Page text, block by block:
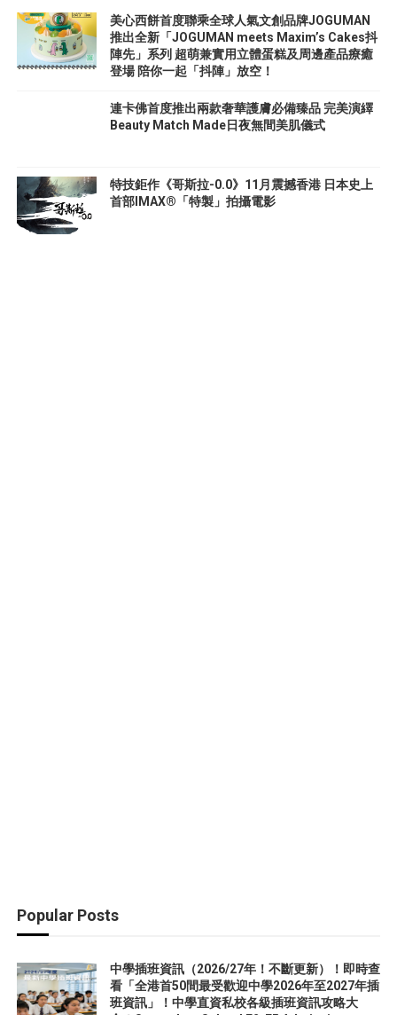
美心西餅首度聯乘全球人氣文創品牌JOGUMAN
推出全新「JOGUMAN meets Maxim’s Cakes抖
陣先」系列 超萌兼實用立體蛋糕及周邊產品療癒
登場 陪你一起「抖陣」放空！
連卡佛首度推出兩款奢華護膚必備臻品 完美演繹
Beauty Match Made日夜無間美肌儀式
特技鉅作《哥斯拉-0.0》11月震撼香港 日本史上
首部IMAX®「特製」拍攝電影
Popular Posts
中學插班資訊（2026/27年！不斷更新）！即時查
看「全港首50間最受歡迎中學2026年至2027年插
班資訊」！中學直資私校各級插班資訊攻略大